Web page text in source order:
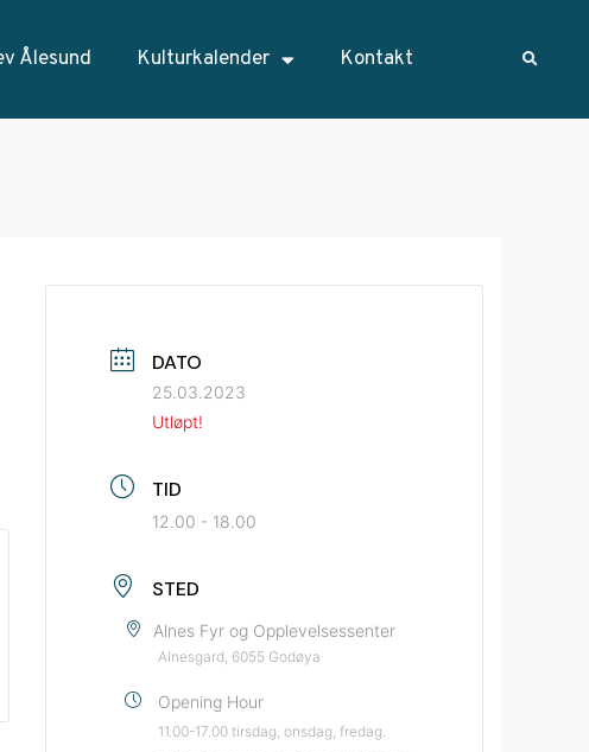
Ålesund Kulturkalender Kontakt
DATO
25.03.2023
Utløpt!
TID
12.00 - 18.00
STED
Alnes Fyr og Opplevelsessenter
Alnesgard, 6055 Godøya
Opening Hour
11.00-17.00 tirsdag, onsdag, fredag.